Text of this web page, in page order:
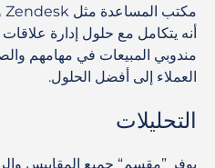
مندوبي المبيعات في مهامهم
العملاء إلى أفضل الحلول.
التحليلات
يوفر ”مقسم“ جميع المقاييس